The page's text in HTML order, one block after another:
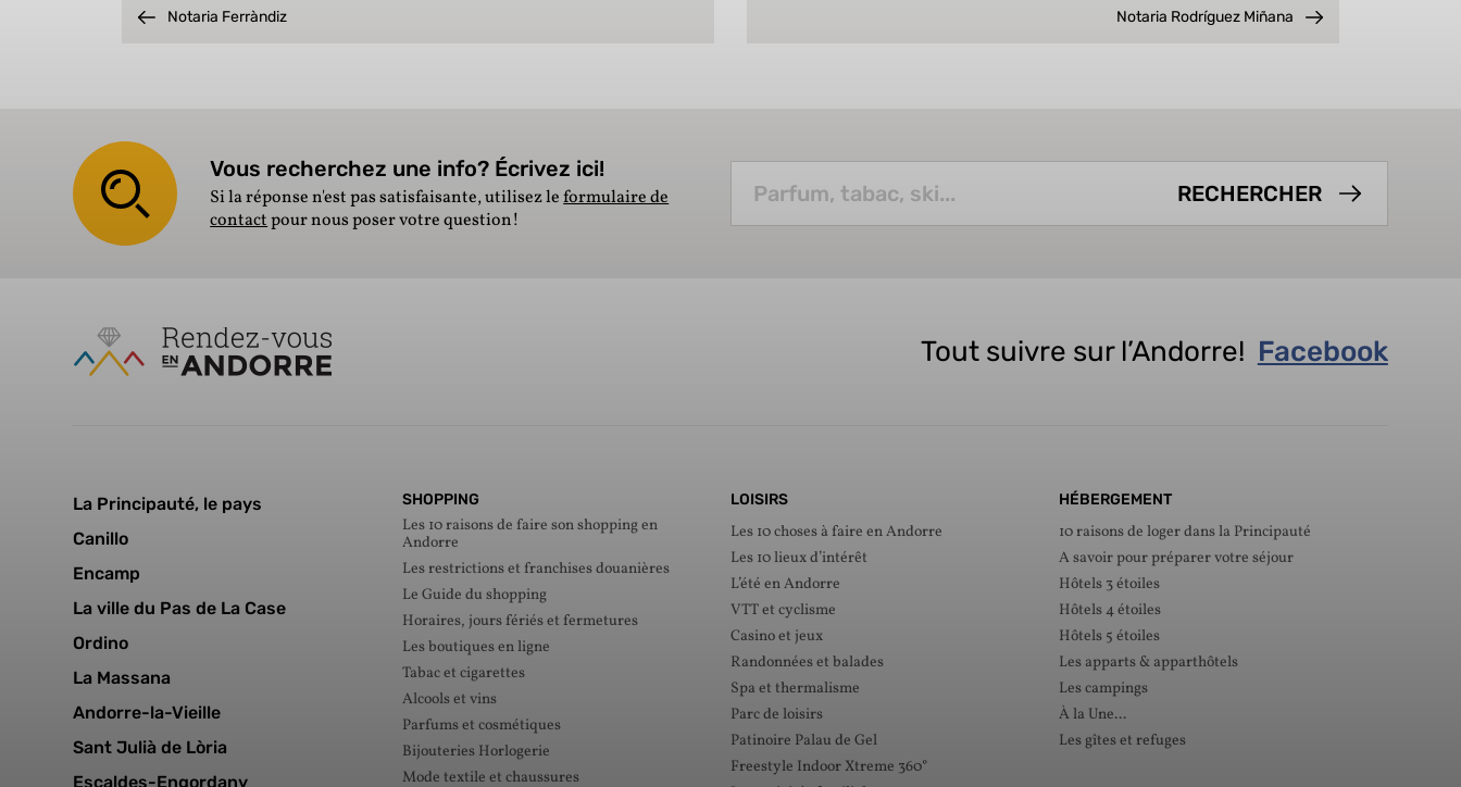
Notaria Ferràndiz Notaria Rodríguez Miñana
Vous recherchez une info? Écrivez ici!
Si la réponse n'est pas satisfaisante, utilisez leformulaire de
contactpour nous poser votre question!
Tout suivre sur l’Andorre! Facebook
La Principauté, le pays
Canillo
Encamp
La ville du Pas de La Case
Ordino
La Massana
Andorre-la-Vieille
Sant Julià de Lòria
Escaldes-Engordany
SHOPPING
Les 10 raisons de faire son shopping en
Andorre
Les restrictions et franchises douanières
Le Guide du shopping
Horaires, jours fériés et fermetures
Les boutiques en ligne
Tabac et cigarettes
Alcools et vins
Parfums et cosmétiques
Bijouteries Horlogerie
Mode textile et chaussures
LOISIRS
Les 10 choses à faire en Andorre
Les 10 lieux d’intérêt
L’été en Andorre
VTT et cyclisme
Casino et jeux
Randonnées et balades
Spa et thermalisme
Parc de loisirs
Patinoire Palau de Gel
Freestyle Indoor Xtreme 360°
HÉBERGEMENT
10 raisons de loger dans la Principauté
A savoir pour préparer votre séjour
Hôtels 3 étoiles
Hôtels 4 étoiles
Hôtels 5 étoiles
Les apparts & apparthôtels
Les campings
À la Une...
Les gîtes et refuges